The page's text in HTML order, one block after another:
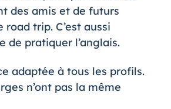
des amis et de futurs
trip. C’est aussi
de pratiquer l’anglais.
adaptée à tous les profils.
n’ont pas la même